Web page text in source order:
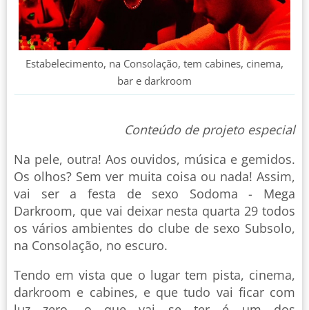
Estabelecimento, na Consolação, tem cabines, cinema,
bar e darkroom
Conteúdo de projeto especial
Na pele, outra! Aos ouvidos, música e gemidos.
Os olhos? Sem ver muita coisa ou nada! Assim,
vai ser a festa de sexo Sodoma - Mega
Darkroom, que vai deixar nesta quarta 29 todos
os vários ambientes do clube de sexo Subsolo,
na Consolação, no escuro.
Tendo em vista que o lugar tem pista, cinema,
darkroom e cabines, e que tudo vai ficar com